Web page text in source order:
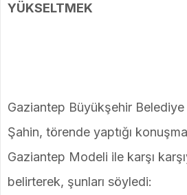
YÜKSELTMEK
Gaziantep Büyükşehir Belediye
Şahin, törende yaptığı
Gaziantep Modeli ile karşı
belirterek, şunları söyledi: